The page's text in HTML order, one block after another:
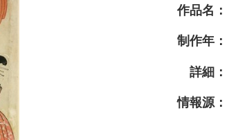
作品名：
制作年：
詳細：
情報源：